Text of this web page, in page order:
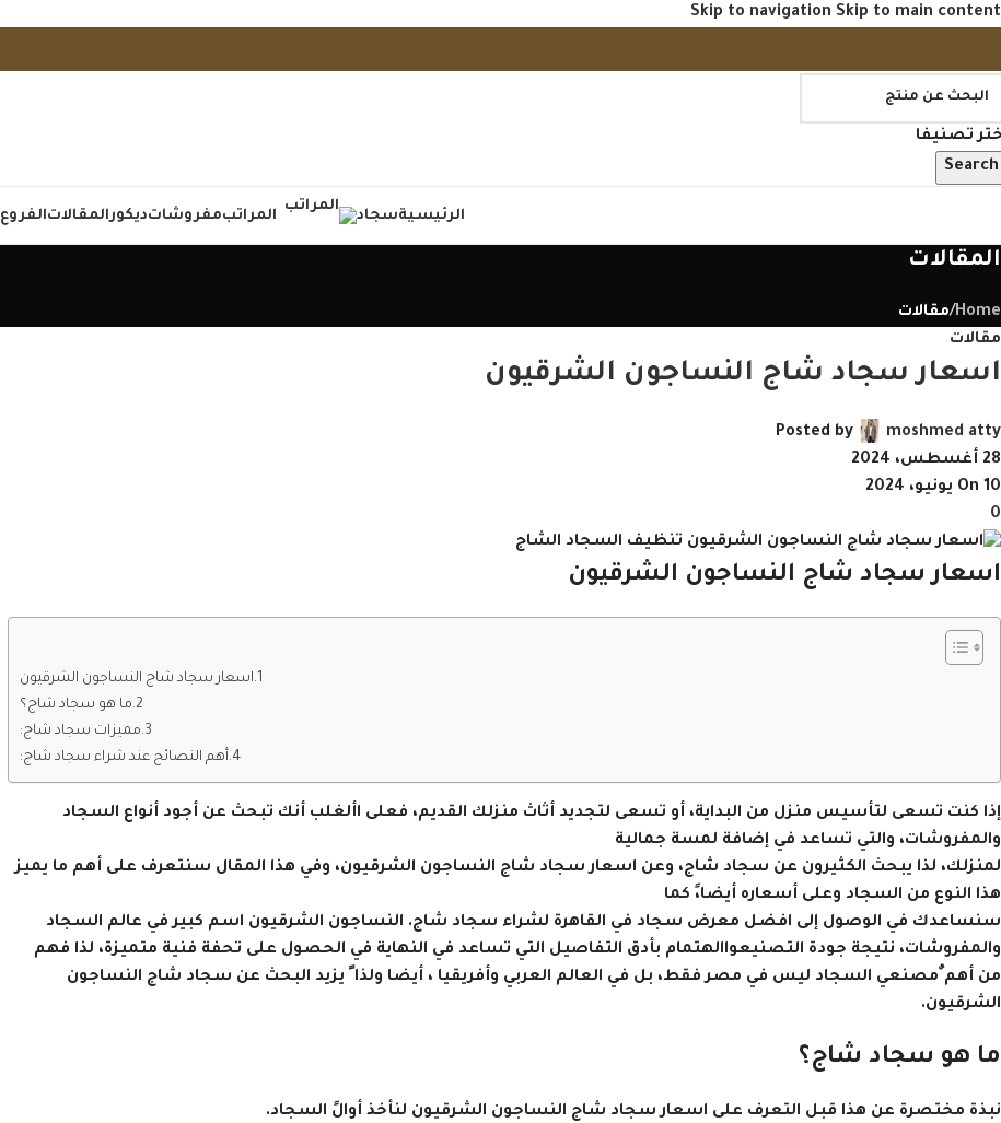
Skip to navigation Skip to main content
تصنيفا
Search
الرئيسيةسجاد المراتبمفروشاتديكور المقالاتالفروع
المقالات
Home
/مقالات
مقالات
اسعار سجاد شاج النساجون الشرقيون
Posted by
moshmed atty
28 أغسطس، 2024
On 10 يونيو، 2024
0
اسعار سجاد شاج النساجون الشرقيون
اسعار سجاد شاج النساجون الشرقيون
ما هو سجاد شاج؟
مميزات سجاد شاج:
أهم النصائح عند شراء سجاد شاج:
إذا كنت تسعى لتأسيس منزل من البداية، أو تسعى لتجديد أثاث منزلك القديم، فعلى األغلب أنك تبحث عن أجود أنواع السجاد
والمفروشات، والتي تساعد في إضافة لمسة جمالية
لمنزلك، لذا يبحث الكثيرون عن سجاد شاج، وعن اسعار سجاد شاج النساجون الشرقيون، وفي هذا المقال سنتعرف على أهم ما يميز
هذا النوع من السجاد وعلى أسعاره أيضا،ً كما
سنساعدك في الوصول إلى افضل معرض سجاد في القاهرة لشراء سجاد شاج. النساجون الشرقيون اسم كبير في عالم السجاد
والمفروشات، نتيجة جودة التصنيعواالهتمام بأدق التفاصيل التي تساعد في النهاية في الحصول على تحفة فنية متميزة، لذا فهم
من أهم ٌمصنعي السجاد ليس في مصر فقط، بل في العالم العربي وأفريقيا ، أيضا ولذا ً يزيد البحث عن سجاد شاج النساجون
الشرقيون.
ما هو سجاد شاج؟
نبذة مختصرة عن هذا قبل التعرف على اسعار سجاد شاج النساجون الشرقيون لنأخذ أوالً السجاد.